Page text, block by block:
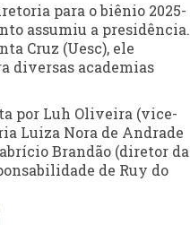
para o biênio 2025-
assumiu a presidência.
Cruz (Uesc), ele
diversas academias
por Luh Oliveira (vice-
Luiza Nora de Andrade
Brandão (diretor da
de Ruy do